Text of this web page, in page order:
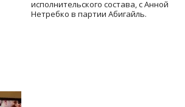
исполнительского состава, с Анной
Нетребко в партии Абигайль.